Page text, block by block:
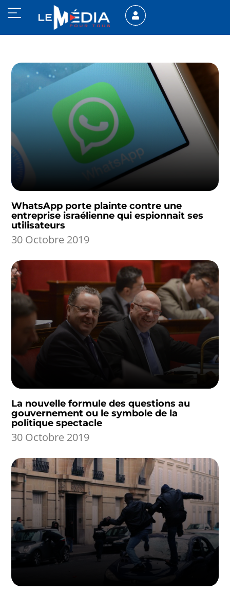
WhatsApp porte plainte contre une
entreprise israélienne qui espionnait ses
utilisateurs
30 Octobre 2019
La nouvelle formule des questions au
gouvernement ou le symbole de la
politique spectacle
30 Octobre 2019